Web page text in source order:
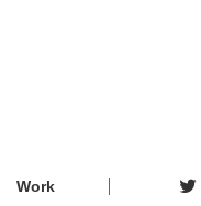
Work